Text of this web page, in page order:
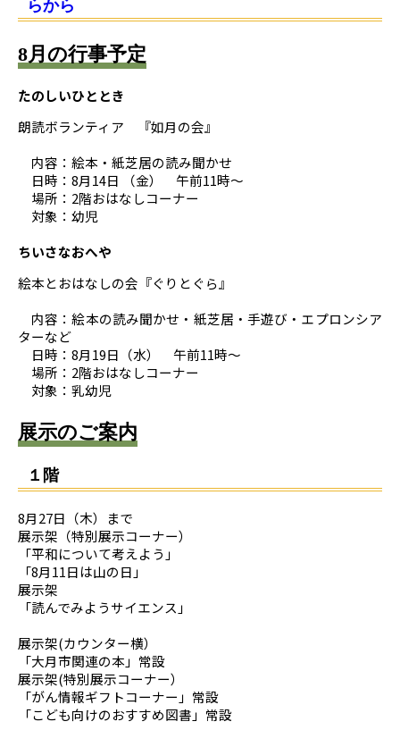
らから
8月の行事予定
たのしいひととき
朗読ボランティア 『如月の会』
内容：絵本・紙芝居の読み聞かせ
日時：8月14日 （金） 午前11時～
場所：2階おはなしコーナー
対象：幼児
ちいさなおへや
絵本とおはなしの会『ぐりとぐら』
内容：絵本の読み聞かせ・紙芝居・手遊び・エプロンシア
ターなど
日時：8月19日（水） 午前11時～
場所：2階おはなしコーナー
対象：乳幼児
展示のご案内
１階
8月27日（木）まで
展示架（特別展示コーナー）
「平和について考えよう」
「8月11日は山の日」
展示架
「読んでみようサイエンス」
展示架(カウンター横）
「大月市関連の本」常設
展示架(特別展示コーナー）
「がん情報ギフトコーナー」常設
「こども向けのおすすめ図書」常設